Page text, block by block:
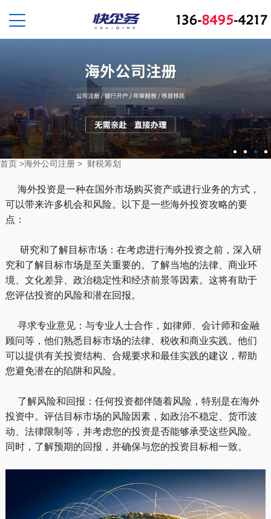
首页 >海外公司注册 > 财税筹划
海外投资是一种在国外市场购买资产或进行业务的方式，
可以带来许多机会和风险。以下是一些海外投资攻略的要
点：
研究和了解目标市场：在考虑进行海外投资之前，深入研
究和了解目标市场是至关重要的。了解当地的法律、商业环
境、文化差异、政治稳定性和经济前景等因素。这将有助于
您评估投资的风险和潜在回报。
寻求专业意见：与专业人士合作，如律师、会计师和金融
顾问等，他们熟悉目标市场的法律、税收和商业实践。他们
可以提供有关投资结构、合规要求和最佳实践的建议，帮助
您避免潜在的陷阱和风险。
了解风险和回报：任何投资都伴随着风险，特别是在海外
投资中。评估目标市场的风险因素，如政治不稳定、货币波
动、法律限制等，并考虑您的投资是否能够承受这些风险。
同时，了解预期的回报，并确保与您的投资目标相一致。